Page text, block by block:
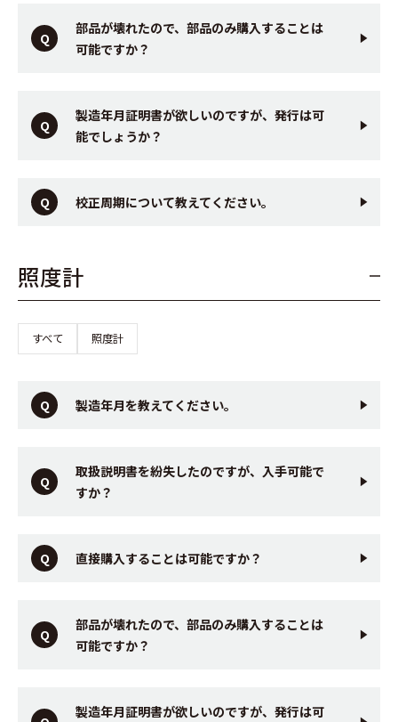
部品が壊れたので、部品のみ購入することは
可能ですか？
製造年月証明書が欲しいのですが、発行は可
能でしょうか？
校正周期について教えてください。
照度計
すべて 照度計
製造年月を教えてください。
取扱説明書を紛失したのですが、入手可能で
すか？
直接購入することは可能ですか？
部品が壊れたので、部品のみ購入することは
可能ですか？
製造年月証明書が欲しいのですが、発行は可